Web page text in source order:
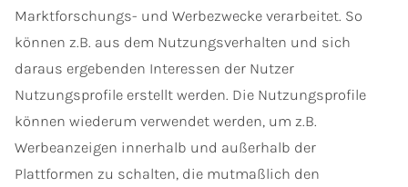
Marktforschungs- und Werbezwecke verarbeitet. So
können z.B. aus dem Nutzungsverhalten und sich
daraus ergebenden Interessen der Nutzer
Nutzungsprofile erstellt werden. Die Nutzungsprofile
können wiederum verwendet werden, um z.B.
Werbeanzeigen innerhalb und außerhalb der
Plattformen zu schalten, die mutmaßlich den